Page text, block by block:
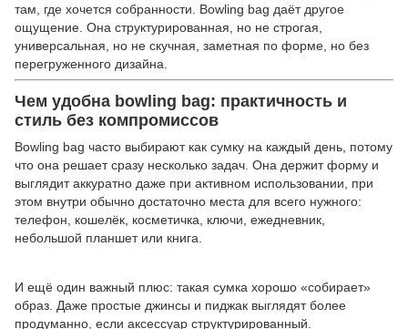
там, где хочется собранности. Bowling bag даёт другое
ощущение. Она структурированная, но не строгая,
универсальная, но не скучная, заметная по форме, но без
перегруженного дизайна.
Чем удобна bowling bag: практичность и
стиль без компромиссов
Bowling bag часто выбирают как сумку на каждый день, потому
что она решает сразу несколько задач. Она держит форму и
выглядит аккуратно даже при активном использовании, при
этом внутри обычно достаточно места для всего нужного:
телефон, кошелёк, косметичка, ключи, ежедневник,
небольшой планшет или книга.
И ещё один важный плюс: такая сумка хорошо «собирает»
образ. Даже простые джинсы и пиджак выглядят более
продуманно, если аксессуар структурированный.